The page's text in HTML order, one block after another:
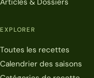
EXPLORER
Toutes les recettes
Calendrier des saisons